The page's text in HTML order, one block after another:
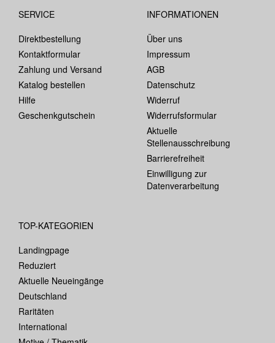
SERVICE
Direktbestellung
Kontaktformular
Zahlung und Versand
Katalog bestellen
Hilfe
Geschenkgutschein
INFORMATIONEN
Über uns
Impressum
AGB
Datenschutz
Widerruf
Widerrufsformular
Aktuelle
Stellenausschreibung
Barrierefreiheit
Einwilligung zur
Datenverarbeitung
TOP-KATEGORIEN
Landingpage
Reduziert
Aktuelle Neueingänge
Deutschland
Raritäten
International